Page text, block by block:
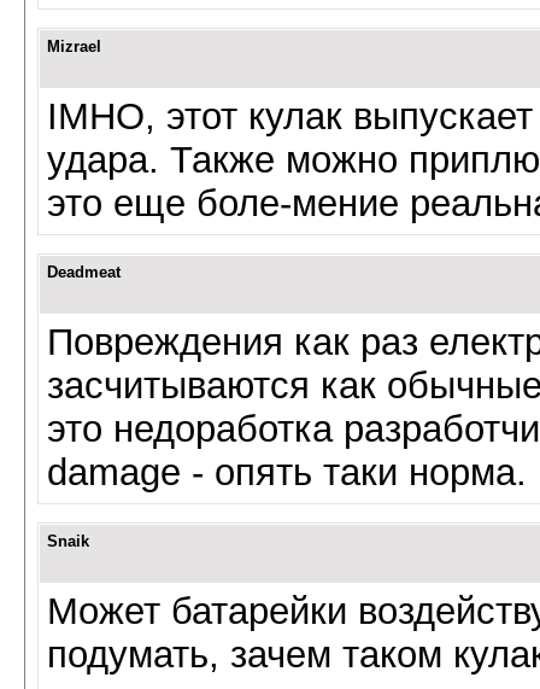
Mizrael
IMHO, этот кулак
удара. Также можно
это еще боле-мение
Deadmeat
Повреждения как раз
засчитываются как
это недоработка
damage - опять таки норма.
Snaik
Может батарейки
подумать, зачем таком